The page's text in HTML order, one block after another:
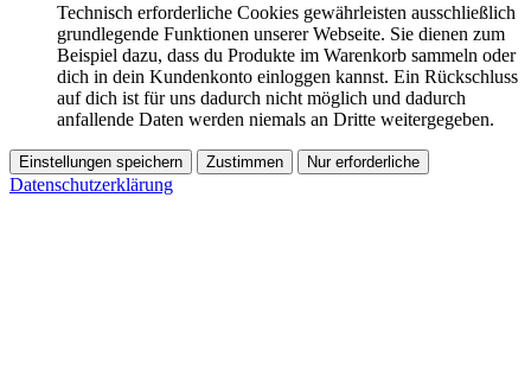
Technisch erforderliche Cookies gewährleisten ausschließlich
grundlegende Funktionen unserer Webseite. Sie dienen zum
Beispiel dazu, dass du Produkte im Warenkorb sammeln oder
dich in dein Kundenkonto einloggen kannst. Ein Rückschluss
auf dich ist für uns dadurch nicht möglich und dadurch
anfallende Daten werden niemals an Dritte weitergegeben.
Einstellungen speichern Zustimmen Nur erforderliche
Datenschutzerklärung